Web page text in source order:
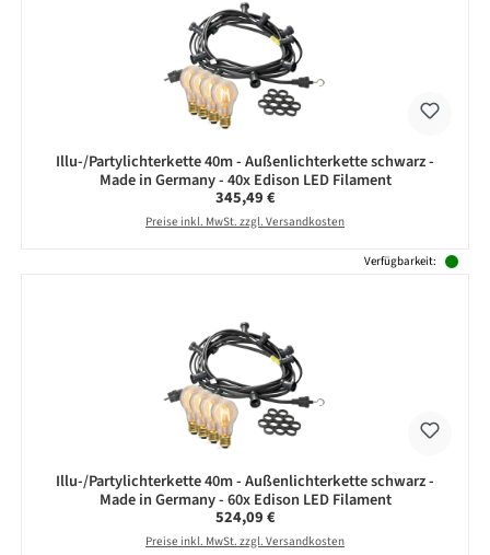
Illu-/Partylichterkette 40m - Außenlichterkette schwarz -
Made in Germany - 40x Edison LED Filament
Regulärer Preis:
345,49 €
Preise inkl. MwSt. zzgl. Versandkosten
Verfügbarkeit:
Illu-/Partylichterkette 40m - Außenlichterkette schwarz -
Made in Germany - 60x Edison LED Filament
Regulärer Preis:
524,09 €
Preise inkl. MwSt. zzgl. Versandkosten